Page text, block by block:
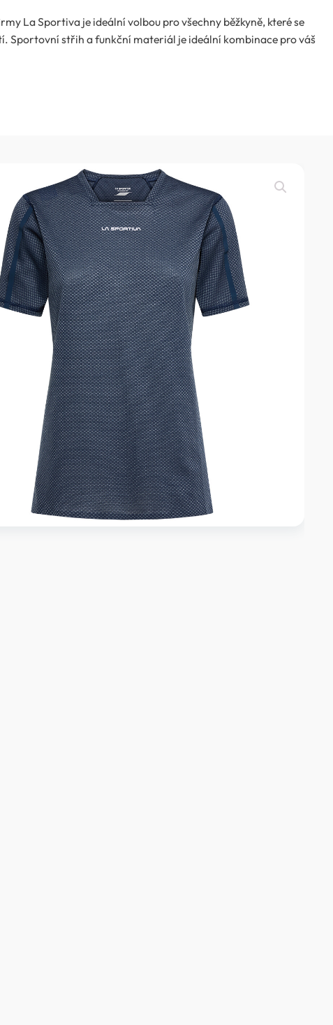
La Sportiva je ideální volbou pro všechny běžkyně, které se
Sportovní střih a funkční materiál je ideální kombinace pro váš